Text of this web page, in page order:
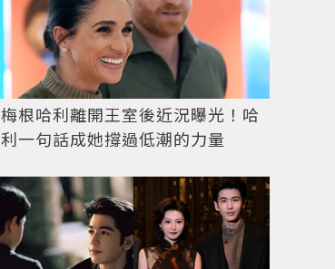
梅根哈利離開王室後近況曝光！哈
利一句話成她撐過低潮的力量